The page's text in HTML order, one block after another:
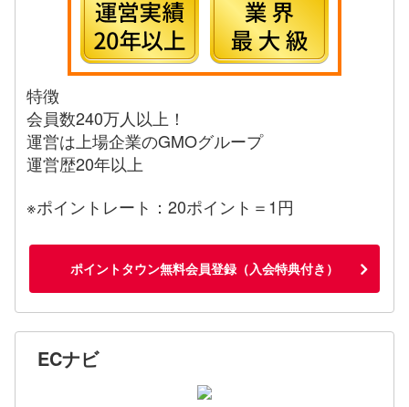
特徴
会員数240万人以上！
運営は上場企業のGMOグループ
運営歴20年以上
※ポイントレート：20ポイント＝1円
ポイントタウン無料会員登録（入会特典付き）
ECナビ